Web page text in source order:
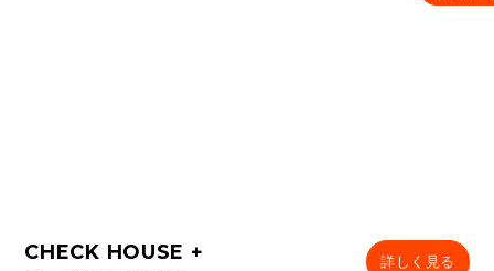
詳しく見る